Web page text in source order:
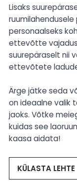
Lisaks
personaalseks
ettevõtte
suurepäraselt nii
ettevõtete
Ärge jätke seda
on ideaalne
jaoks. Võtke
kuidas see
kaasa aidata!
KÜLASTA LEHTE